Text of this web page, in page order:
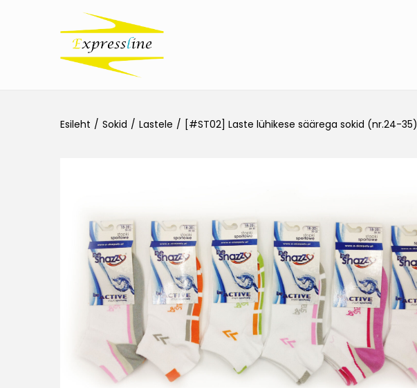
Esileht / Sokid / Lastele / [#ST02] Laste lühikese säärega sokid (nr.24-35)